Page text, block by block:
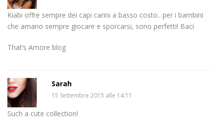
Kiabi offre sempre dei capi carini a basso costo.. per i bambini
che amano sempre giocare e sporcarsi, sono perfetti! Baci
That’s Amore blog
Sarah
15 Settembre 2015 alle 14:11
Such a cute collection!